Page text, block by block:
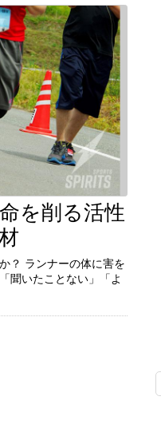
続きを見る
？ ランナーの体に害を
聞いたことない」「よ
を削る活性
害を
聞いたことない」「よ